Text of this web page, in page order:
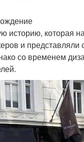
историю, которая
и
со временем